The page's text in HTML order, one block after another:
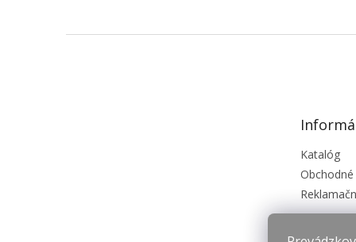
Katalóg